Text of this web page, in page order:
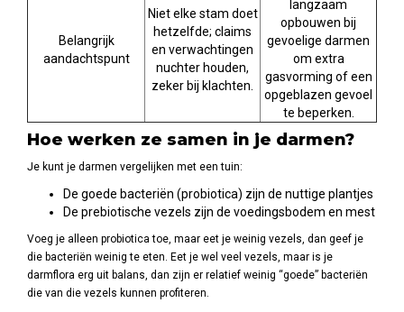
Belangrijk
aandachtspunt
Niet elke stam doet
hetzelfde; claims
en verwachtingen
nuchter houden,
zeker bij klachten.
langzaam
opbouwen bij
gevoelige darmen
om extra
gasvorming of een
opgeblazen gevoel
te beperken.
Hoe werken ze samen in je darmen?
Je kunt je darmen vergelijken met een tuin:
De goede bacteriën (probiotica) zijn de nuttige plantjes
De prebiotische vezels zijn de voedingsbodem en mest
Voeg je alleen probiotica toe, maar eet je weinig vezels, dan geef je
die bacteriën weinig te eten. Eet je wel veel vezels, maar is je
darmflora erg uit balans, dan zijn er relatief weinig “goede” bacteriën
die van die vezels kunnen profiteren.